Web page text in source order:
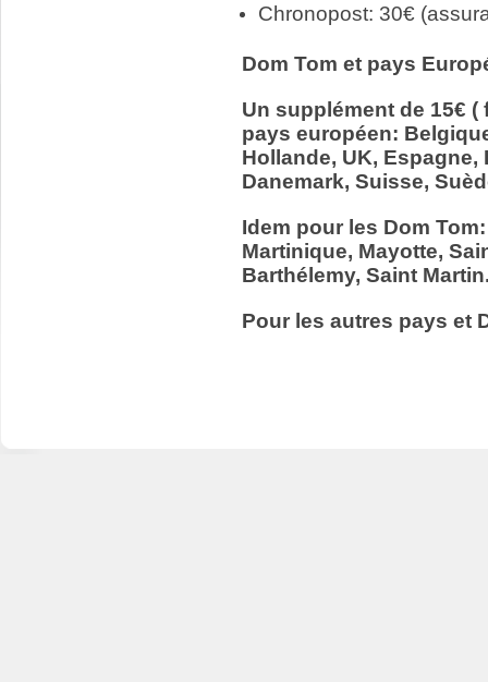
Chronopost: 30€
Dom Tom et pays
Un supplément de 15€
pays européen:
Hollande, UK,
Danemark, Suisse,
Idem pour les Dom
Martinique, Mayotte,
Barthélemy, Saint
Pour les autres pays et